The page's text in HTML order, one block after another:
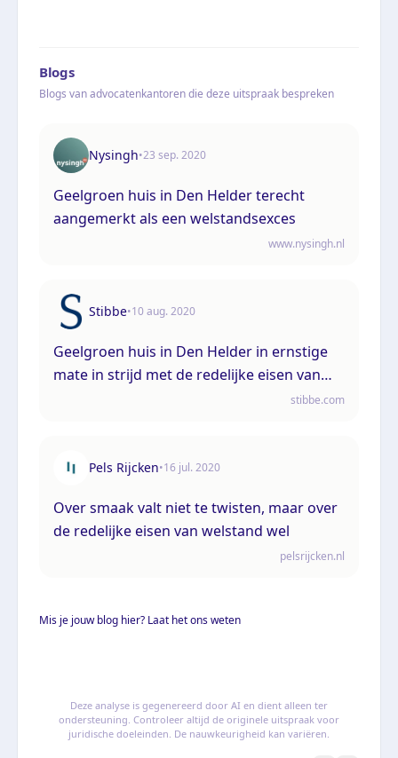
Blogs
Blogs van advocatenkantoren die deze uitspraak bespreken
Nysingh•23 sep. 2020
Geelgroen huis in Den Helder terecht
aangemerkt als een welstandsexces
www.nysingh.nl
Stibbe•10 aug. 2020
Geelgroen huis in Den Helder in ernstige
mate in strijd met de redelijke eisen van
stibbe.com
Pels Rijcken•16 jul. 2020
Over smaak valt niet te twisten, maar over
de redelijke eisen van welstand wel
pelsrijcken.nl
Mis je jouw blog hier? Laat het ons weten
Deze analyse is gegenereerd door AI en dient alleen ter
ondersteuning. Controleer altijd de originele uitspraak voor
juridische doeleinden. De nauwkeurigheid kan variëren.